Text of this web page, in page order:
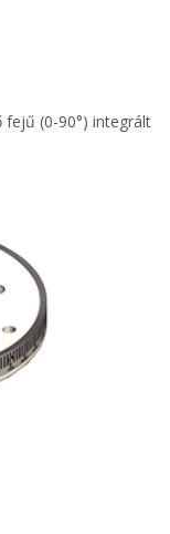
(0-90°) integrált